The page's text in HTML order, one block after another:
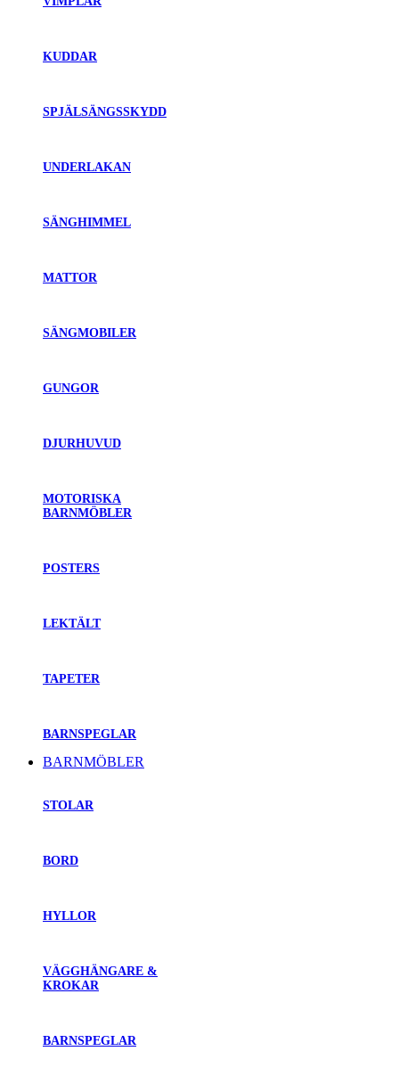
KUDDAR
SPJÄLSÄNGSSKYDD
UNDERLAKAN
SÄNGHIMMEL
MATTOR
SÄNGMOBILER
GUNGOR
DJURHUVUD
MOTORISKA
BARNMÖBLER
POSTERS
LEKTÄLT
TAPETER
BARNSPEGLAR
BARNMÖBLER
STOLAR
BORD
HYLLOR
VÄGGHÄNGARE &
KROKAR
BARNSPEGLAR